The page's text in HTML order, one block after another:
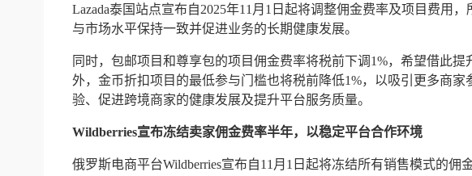
Lazada泰国站点宣布自2025年11月1日起将调整佣金费率及项目费用
与市场水平保持一致并促进业务的长期健康发展。
同时，包邮项目和尊享包的项目佣金费率将税前下调1%，希望借此
外，金币折扣项目的最低参与门槛也将税前降低1%，以吸引更多商
验、促进跨境商家的健康发展及提升平台服务质量。
Wildberries宣布冻结卖家佣金费率半年，以稳定平台合作环境
俄罗斯电商平台Wildberries宣布自11月1日起将冻结所有销售模式的